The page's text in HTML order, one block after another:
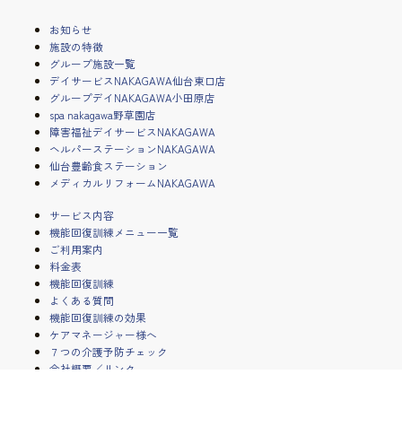
お知らせ
施設の特徴
グループ施設一覧
デイサービスNAKAGAWA仙台東口店
グループデイNAKAGAWA小田原店
spa nakagawa野草園店
障害福祉デイサービスNAKAGAWA
ヘルパーステーションNAKAGAWA
仙台豊齢食ステーション
メディカルリフォームNAKAGAWA
サービス内容
機能回復訓練メニュー一覧
ご利用案内
料金表
機能回復訓練
よくある質問
機能回復訓練の効果
ケアマネージャー様へ
７つの介護予防チェック
会社概要／リンク